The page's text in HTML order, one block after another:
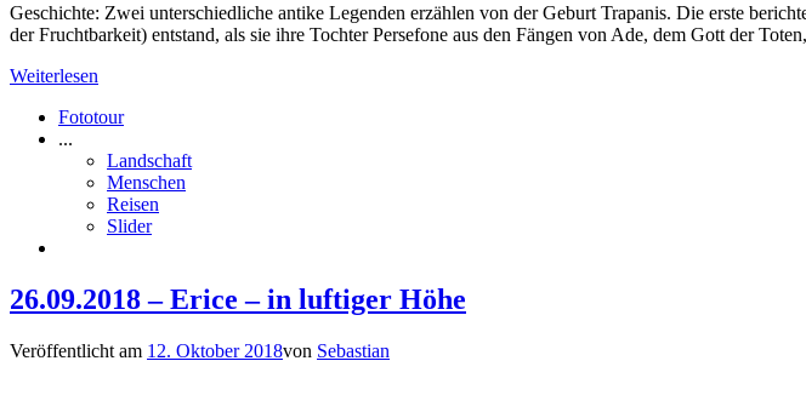
Geschichte: Zwei unterschiedliche antike Legenden erzählen von der Geburt Trapanis. Die erste
der Fruchtbarkeit) entstand, als sie ihre Tochter Persefone aus den Fängen von Ade, dem Gott der
Weiterlesen
Fototour
...
Landschaft
Menschen
Reisen
Slider
26.09.2018 – Erice – in luftiger Höhe
Veröffentlicht am 12. Oktober 2018von Sebastian